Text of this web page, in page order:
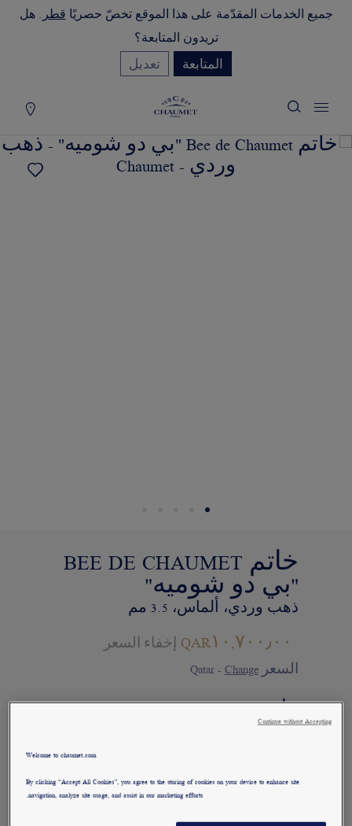
جميع الخدمات المقدّمة على هذا الموقع تخصّ حصريًاقطر. هل
تريدون المتابعة؟
المتابعة تعديل
خاتم BEE DE CHAUMET
"بي دو شوميه"
ذهب وردي، ألماس، 3.5 مم
QAR١٠,٧٠٠٫٠٠ إخفاء السعر
السعر Qatar -Change
خاتم Bee de Chaumet "بي دو
شوميه" من الذهب الوردي
المرصّع بالألماس ذي القطع
اللمّاع.
شوميه"
YOUR CART IS EMPTY
Welcome to chaumet.com
By clicking “Accept All Cookies”, you agree to the storing of cookies on your device to enhance site
navigation, analyze site usage, and assist in our marketing efforts.
Continue without Accepting